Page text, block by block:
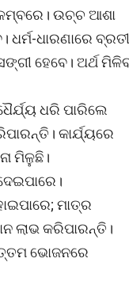
ଉଚ୍ଚ ଆଶା
ଧର୍ମ-ଧାରଣାରେ ବ୍ରତୀ
ହେବେ। ଅର୍ଥ
ଧରି ପାରିଲେ
କାର୍ଯ୍ୟରେ
ମିଳୁଛି।
ମାତ୍ର
ଲାଭ କରିପାରନ୍ତି।
ଭୋଜନରେ